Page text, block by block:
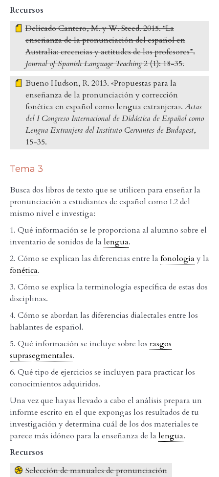
Recursos
Delicado Cantero, M. y W. Steed. 2015. “La
enseñanza de la pronunciación del español en
Australia: creencias y actitudes de los profesores”.
Journal of Spanish Language Teaching2 (1): 18-35.
Bueno Hudson, R. 2013. «Propuestas para la
enseñanza de la pronunciación y corrección
fonética en español como lengua extranjera». Actas
del I Congreso Internacional de Didáctica de Español como
Lengua Extranjera del Instituto Cervantes de Budapest,
15-35.
Tema 3
Busca dos libros de texto que se utilicen para enseñar la
pronunciación a estudiantes de español como L2 del
mismo nivel e investiga:
1. Qué información se le proporciona al alumno sobre el
inventario de sonidos de la lengua.
2. Cómo se explican las diferencias entre la fonología y la
fonética.
3. Cómo se explica la terminología específica de estas dos
disciplinas.
4. Cómo se abordan las diferencias dialectales entre los
hablantes de español.
5. Qué información se incluye sobre los rasgos
suprasegmentales.
6. Qué tipo de ejercicios se incluyen para practicar los
conocimientos adquiridos.
Una vez que hayas llevado a cabo el análisis prepara un
informe escrito en el que expongas los resultados de tu
investigación y determina cuál de los dos materiales te
parece más idóneo para la enseñanza de la lengua.
Recursos
Selección de manuales de pronunciación